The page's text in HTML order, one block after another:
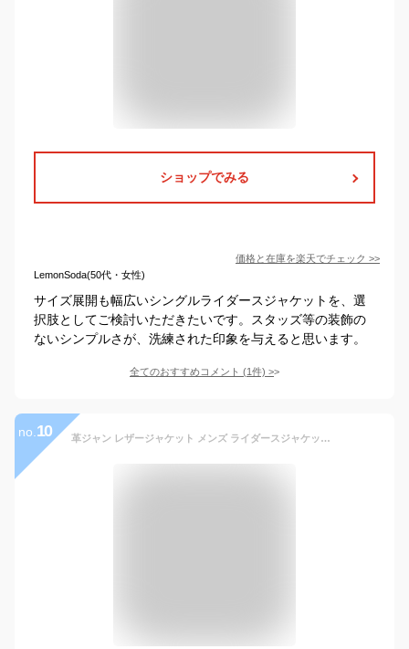
ショップでみる
価格と在庫を楽天でチェック >>
LemonSoda(50代・女性)
サイズ展開も幅広いシングルライダースジャケットを、選
択肢としてご検討いただきたいです。スタッズ等の装飾の
ないシンプルさが、洗練された印象を与えると思います。
全てのおすすめコメント (1件) >
no. 10 革ジャン レザージャケット メンズ ライダースジャケット ライダース シングルライダース PUレザー 薄手 裏起毛 暖かい アウター ビジネス カジュアル 皮ジャン ジャケット 無地 秋 秋物 秋冬 冬服 フェイクレザー ブルゾン 合成皮革 お洒落